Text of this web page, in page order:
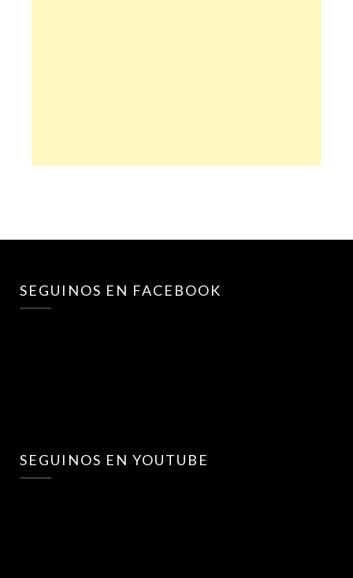
SEGUINOS EN FACEBOOK
SEGUINOS EN YOUTUBE